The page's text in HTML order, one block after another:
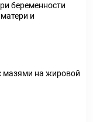
беременности
и
мазями на жировой